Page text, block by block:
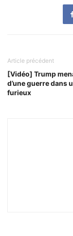
Article précédent
[Vidéo] Trump
d’une guerre dans
furieux